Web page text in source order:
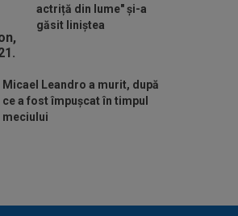
actriță din lume" și-a
găsit liniștea
Micael Leandro a murit, după
ce a fost împușcat în timpul
meciului